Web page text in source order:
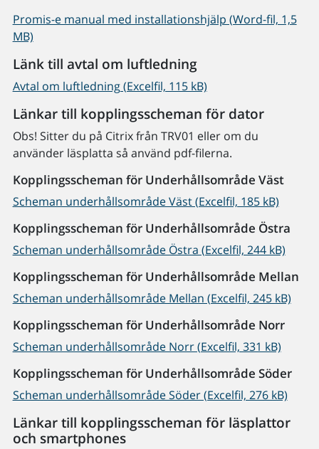
Promis-e manual med installationshjälp (Word-fil, 1,5
MB)
Länk till avtal om luftledning
Avtal om luftledning (Excelfil, 115 kB)
Länkar till kopplingsscheman för dator
Obs! Sitter du på Citrix från TRV01 eller om du
använder läsplatta så använd pdf-filerna.
Kopplingsscheman för Underhållsområde Väst
Scheman underhållsområde Väst (Excelfil, 185 kB)
Kopplingsscheman för Underhållsområde Östra
Scheman underhållsområde Östra (Excelfil, 244 kB)
Kopplingsscheman för Underhållsområde Mellan
Scheman underhållsområde Mellan (Excelfil, 245 kB)
Kopplingsscheman för Underhållsområde Norr
Scheman underhållsområde Norr (Excelfil, 331 kB)
Kopplingsscheman för Underhållsområde Söder
Scheman underhållsområde Söder (Excelfil, 276 kB)
Länkar till kopplingsscheman för läsplattor
och smartphones